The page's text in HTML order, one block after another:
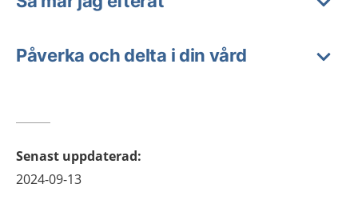
Påverka och delta i din vård
Senast uppdaterad:
2024-09-13